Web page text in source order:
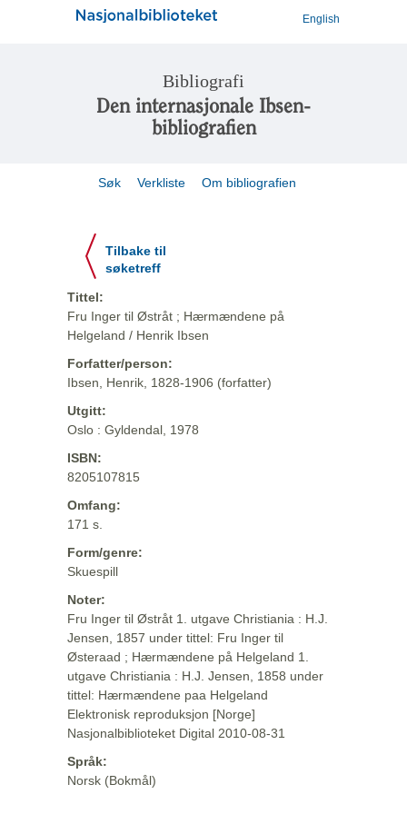
English
Bibliografi
Den internasjonale Ibsen-
bibliografien
Søk Verkliste Om bibliografien
Tilbake til
søketreff
Tittel:
Fru Inger til Østråt ; Hærmændene på
Helgeland / Henrik Ibsen
Forfatter/person:
Ibsen, Henrik, 1828-1906 (forfatter)
Utgitt:
Oslo : Gyldendal, 1978
ISBN:
8205107815
Omfang:
171 s.
Form/genre:
Skuespill
Noter:
Fru Inger til Østråt 1. utgave Christiania : H.J.
Jensen, 1857 under tittel: Fru Inger til
Østeraad ; Hærmændene på Helgeland 1.
utgave Christiania : H.J. Jensen, 1858 under
tittel: Hærmændene paa Helgeland
Elektronisk reproduksjon [Norge]
Nasjonalbiblioteket Digital 2010-08-31
Språk:
Norsk (Bokmål)